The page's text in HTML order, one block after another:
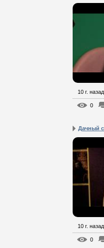
10 г. назад
0
Дачный
10 г. назад
0